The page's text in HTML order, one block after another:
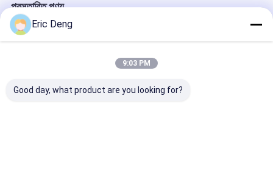
প্রস্তাবিত পণ্য
Eric Deng
9:03 PM
Good day, what product are you looking for?